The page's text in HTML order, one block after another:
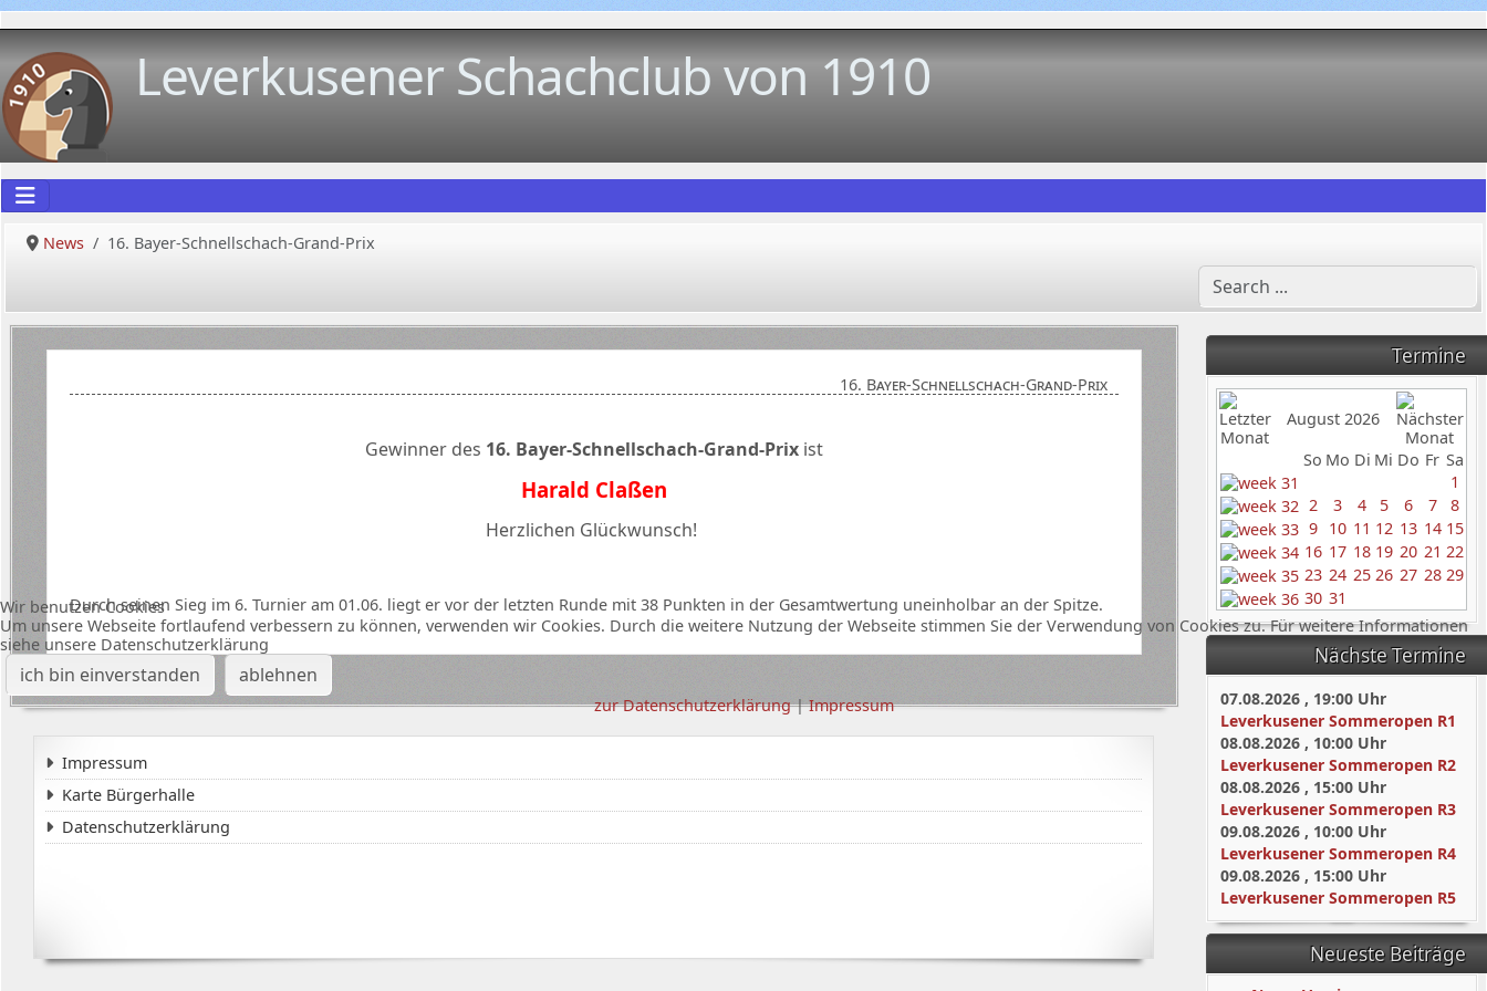
Leverkusener Schachclub von 1910
News 16. Bayer-Schnellschach-Grand-Prix
Termine
August 2026
So Mo Di Mi Do Fr Sa
1
2
3 4 5 6 7
8
9 10 11 12 13 14 15
16 17 18 19 20 21 22
23 24 25 26 27 28 29
30 31
Nächste Termine
07.08.2026, 19:00Uhr
Leverkusener Sommeropen R1
08.08.2026, 10:00Uhr
Leverkusener Sommeropen R2
08.08.2026, 15:00Uhr
Leverkusener Sommeropen R3
09.08.2026, 10:00Uhr
Leverkusener Sommeropen R4
09.08.2026, 15:00Uhr
Leverkusener Sommeropen R5
Neueste Beiträge
16. Bayer-Schnellschach-Grand-Prix
Gewinner des 16. Bayer-Schnellschach-Grand-Prixist
Harald Claßen
Herzlichen Glückwunsch!
Durch seinen Sieg im 6. Turnier am 01.06. liegt er vor der letzten Runde mit 38 Punkten in der Gesamtwertung uneinholbar an der Spitze.
Impressum
Karte Bürgerhalle
Datenschutzerklärung
Wir benutzen Cookies
Um unsere Webseite fortlaufend verbessern zu können, verwenden wir Cookies. Durch die weitere Nutzung der Webseite stimmen Sie der Verwendung von Cookies zu. Für weitere Informationen
siehe unsere Datenschutzerklärung
ich bin einverstanden ablehnen
zur Datenschutzerklärung|Impressum